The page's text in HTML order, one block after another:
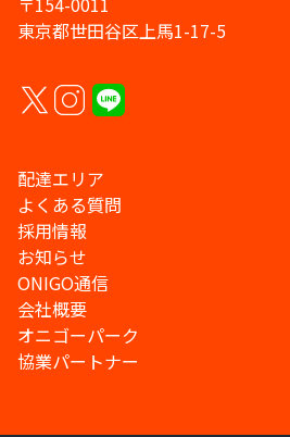
東京都世田谷区上馬1-17-5
配達エリア
よくある質問
採用情報
お知らせ
ONIGO通信
会社概要
オニゴーパーク
協業パートナー